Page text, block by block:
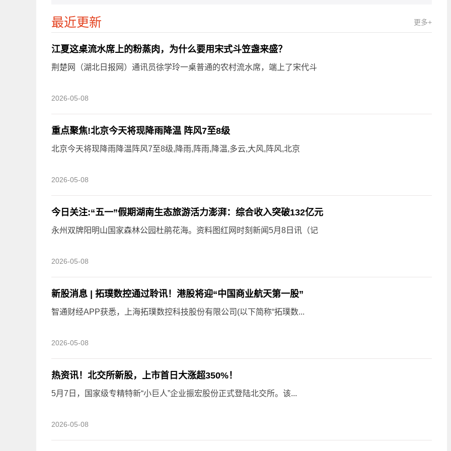
最近更新 更多+
江夏这桌流水席上的粉蒸肉，为什么要用宋式斗笠盏来盛？
荆楚网（湖北日报网）通讯员徐学玲一桌普通的农村流水席，端上了宋代斗
2026-05-08
重点聚焦!北京今天将现降雨降温 阵风7至8级
北京今天将现降雨降温阵风7至8级,降雨,阵雨,降温,多云,大风,阵风,北京
2026-05-08
今日关注:“五一”假期湖南生态旅游活力澎湃：综合收入突破132亿元
永州双牌阳明山国家森林公园杜鹃花海。资料图红网时刻新闻5月8日讯（记
2026-05-08
新股消息 | 拓璞数控通过聆讯！港股将迎“中国商业航天第一股”
智通财经APP获悉，上海拓璞数控科技股份有限公司(以下简称“拓璞数...
2026-05-08
热资讯！北交所新股，上市首日大涨超350%！
5月7日，国家级专精特新“小巨人”企业振宏股份正式登陆北交所。该...
2026-05-08